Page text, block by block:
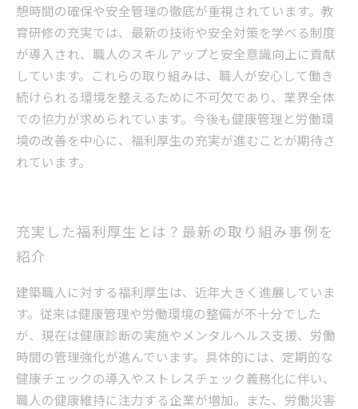
憩時間の確保や安全管理の徹底が重視されています。教
育研修の充実では、最新の技術や安全対策を学べる制度
が導入され、職人のスキルアップと安全意識向上に貢献
しています。これらの取り組みは、職人が安心して働き
続けられる環境を整えるために不可欠であり、業界全体
での協力が求められています。今後も健康管理と労働環
境の改善を中心に、福利厚生の充実が進むことが期待さ
れています。
充実した福利厚生とは？最新の取り組み事例を
紹介
建築職人に対する福利厚生は、近年大きく進展していま
す。従来は健康管理や労働環境の整備が不十分でした
が、現在は健康診断の実施やメンタルヘルス支援、労働
時間の管理強化が進んでいます。具体的には、定期的な
健康チェックの導入やストレスチェック義務化に伴い、
職人の健康維持に注力する企業が増加。また、労働災害